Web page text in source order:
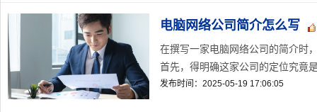
电脑网络公司简介怎么写
在撰写一家电脑网络公司的简介时
首先，得明确这家公司的定位究竟
发布时间：2025-05-19 17:06:05